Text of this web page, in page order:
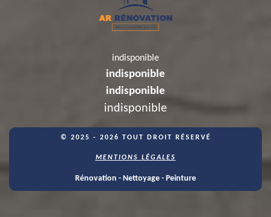
indisponible
indisponible
indisponible
indisponible
© 2025 - 2026 TOUT DROIT RÉSERVÉ
MENTIONS LÉGALES
Rénovation - Nettoyage - Peinture